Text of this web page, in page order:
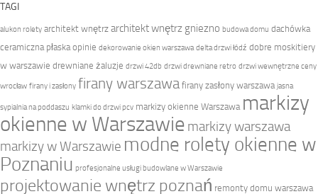
TAGI
alukon rolety architekt wnętrz architekt wnętrz gniezno budowa domu dachówka
ceramiczna płaska opinie dekorowanie okien warszawa delta drzwi łódź dobre moskitiery
w warszawie drewniane żaluzje drzwi 42db drzwi drewniane retro drzwi wewnętrzne ceny
wrocław firany i zasłony firany warszawa firany zasłony warszawa jasna
sypialnia na poddaszu klamki do drzwi pcv markizy okienne Warszawa markizy
okienne w Warszawie markizy warszawa
markizy w Warszawie modne rolety okienne w
Poznaniu profesjonalne usługi budowlane w Warszawie
projektowanie wnętrz poznań remonty domu warszawa